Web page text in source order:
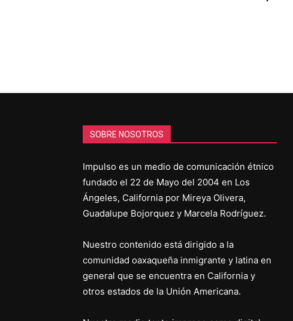
SOBRE NOSOTROS
Impulso es un medio de comunicación étnico
fundado el 22 de Mayo del 2004 en Los
Ángeles, California por Mireya Olivera,
Guadalupe Bojorquez y Marcela Rodríguez.
Nuestro contenido está dirigido a la
comunidad oaxaqueña inmigrante y latina en
general que se encuentra en California y
otros estados de la Unión Americana.